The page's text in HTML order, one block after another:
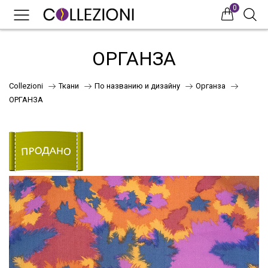
0
НОВИНКИ
ОРГАНЗА
Collezioni Ткани По названию и дизайну
Органза
ОРГАНЗА